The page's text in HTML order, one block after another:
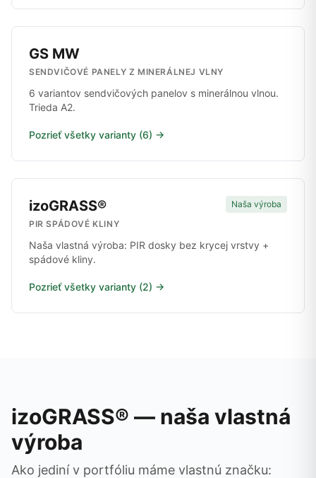
GS MW
SENDVIČOVÉ PANELY Z MINERÁLNEJ VLNY
6 variantov sendvičových panelov s minerálnou vlnou.
Trieda A2.
Pozrieť všetky varianty (6) →
izoGRASS®
Naša výroba
PIR SPÁDOVÉ KLINY
Naša vlastná výroba: PIR dosky bez krycej vrstvy +
spádové kliny.
Pozrieť všetky varianty (2) →
izoGRASS® — naša vlastná
výroba
Ako jediní v portfóliu máme vlastnú značku: